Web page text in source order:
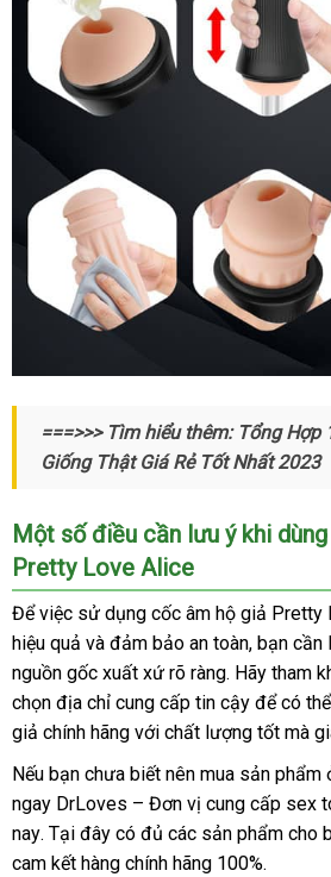
trình
sử
toàn
===>>> Tìm hiểu thêm: Tổng
Giống Thật Giá Rẻ Tốt Nhất 2023
Một số điều cần lưu ý khi
Pretty Love Alice
Để việc sử dụng cốc âm hộ giả Pretty
hiệu quả sử
dụng
và đảm bảo an toànkhách
hàng
, bạn cần
nguồn gốc xuất xứ rõ ràngPháp
. Hãy tham
chọn địa chỉ cung cấp tin cậy vận
chuyển
đểcó
nên
mua
có
giả chính hãng bảo
hành
với chất lượng tốt Đức
mà
cung
cấp
Nếu bạn chưa biết nên mua sản phẩm
ngay DrLoves – Đơn vị cung cấp sex
naycó
nên
. Tại đây có đủ đắt
nhất
các sản phẩm cho
cam kết hàng chính hãng 100%.